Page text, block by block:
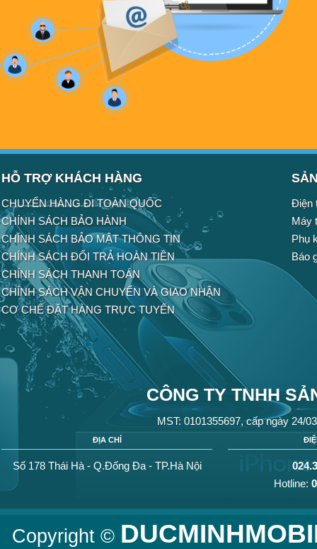
HỖ TRỢ KHÁCH HÀNG
CHUYỂN HÀNG ĐI TOÀN QUỐC
CHÍNH SÁCH BẢO HÀNH
CHÍNH SÁCH BẢO MẬT THÔNG TIN
CHÍNH SÁCH ĐỔI TRẢ HOÀN TIỀN
CHÍNH SÁCH THANH TOÁN
CHÍNH SÁCH VẬN CHUYỂN VÀ GIAO NHẬN
CƠ CHẾ ĐẶT HÀNG TRỰC TUYẾN
Điện
Máy
Phụ
Báo
CÔNG TY TNHH
MST: 0101355697, cấp ngày 24/
ĐỊA CHỈ
Số 178 Thái Hà - Q.Đống Đa - TP.Hà Nội
Hotline:
Copyright ©